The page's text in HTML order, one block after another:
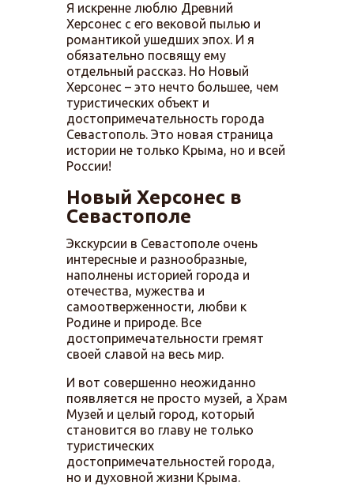
Я искренне люблю Древний
Херсонес с его вековой пылью и
романтикой ушедших эпох. И я
обязательно посвящу ему
отдельный рассказ. Но Новый
Херсонес – это нечто большее, чем
туристических объект и
достопримечательность города
Севастополь. Это новая страница
истории не только Крыма, но и всей
России!
Новый Херсонес в
Севастополе
Экскурсии в Севастополе очень
интересные и разнообразные,
наполнены историей города и
отечества, мужества и
самоотверженности, любви к
Родине и природе. Все
достопримечательности гремят
своей славой на весь мир.
И вот совершенно неожиданно
появляется не просто музей, а Храм
Музей и целый город, который
становится во главу не только
туристических
достопримечательностей города,
но и духовной жизни Крыма.